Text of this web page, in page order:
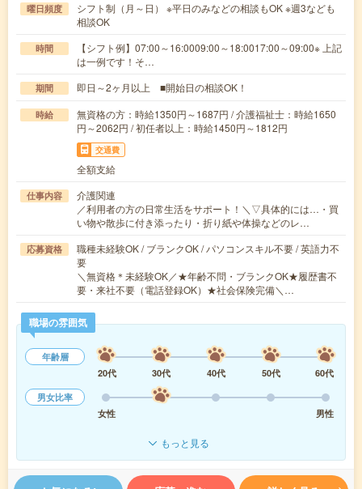
曜日頻度
シフト制（月～日） ※平日のみなどの相談もOK ※週3なども
相談OK
時間
【シフト例】07:00～16:0009:00～18:0017:00～09:00※ 上記
は一例です！そ…
期間 即日～2ヶ月以上 ■開始日の相談OK！
時給
無資格の方：時給1350円～1687円 / 介護福祉士：時給1650
円～2062円 / 初任者以上：時給1450円～1812円
交通費
全額支給
仕事内容
介護関連
／利用者の方の日常生活をサポート！＼▽具体的には…・買
い物や散歩に付き添ったり・折り紙や体操などのレ…
応募資格
職種未経験OK / ブランクOK / パソコンスキル不要 / 英語力不
要
＼無資格＊未経験OK／★年齢不問・ブランクOK★履歴書不
要・来社不要（電話登録OK）★社会保険完備＼…
職場の雰囲気
年齢層
20代
30代 40代 50代
60代
男女比率
女性
男性
もっと見る